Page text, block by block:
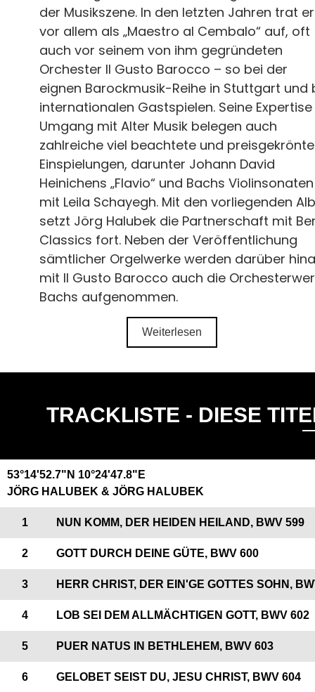
der Musikszene. In den letzten Jahren trat er
vor allem als „Maestro al Cembalo“ auf, oft
auch vor seinem von ihm gegründeten
Orchester Il Gusto Barocco – so bei der
eignen Barockmusik-Reihe in Stuttgart und
internationalen Gastspielen. Seine
Umgang mit Alter Musik belegen auch
zahlreiche viel beachtete und preisgekrönte
Einspielungen, darunter Johann David
Heinichens „Flavio“ und Bachs Violinsonaten
mit Leila Schayegh. Mit den vorliegenden
setzt Jörg Halubek die Partnerschaft mit
Classics fort. Neben der Veröffentlichung
sämtlicher Orgelwerke werden darüber
mit Il Gusto Barocco auch die
Bachs aufgenommen.
Weiterlesen
TRACKLISTE - DIESE
53°14'52.7"N 10°24'47.8"E
JÖRG HALUBEK & JÖRG HALUBEK
1 NUN KOMM, DER HEIDEN HEILAND, BWV 599
2 GOTT DURCH DEINE GÜTE, BWV 600
3 HERR CHRIST, DER EIN'GE GOTTES SOHN,
4 LOB SEI DEM ALLMÄCHTIGEN GOTT, BWV 602
5 PUER NATUS IN BETHLEHEM, BWV 603
6 GELOBET SEIST DU, JESU CHRIST, BWV 604